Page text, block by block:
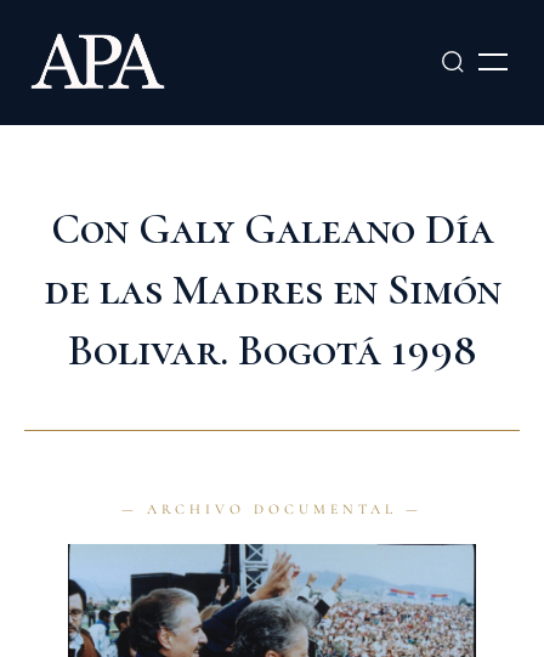
contenido
Con Galy Galeano Día
de las Madres en Simón
Bolivar. Bogotá 1998